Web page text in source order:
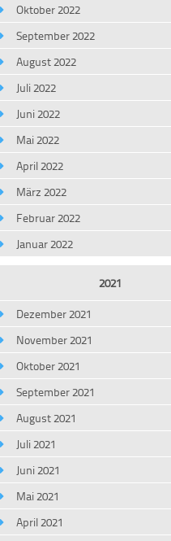
Oktober 2022
September 2022
August 2022
Juli 2022
Juni 2022
Mai 2022
April 2022
März 2022
Februar 2022
Januar 2022
2021
Dezember 2021
November 2021
Oktober 2021
September 2021
August 2021
Juli 2021
Juni 2021
Mai 2021
April 2021